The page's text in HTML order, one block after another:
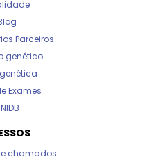
Parceiros
genético
Exames
chamados